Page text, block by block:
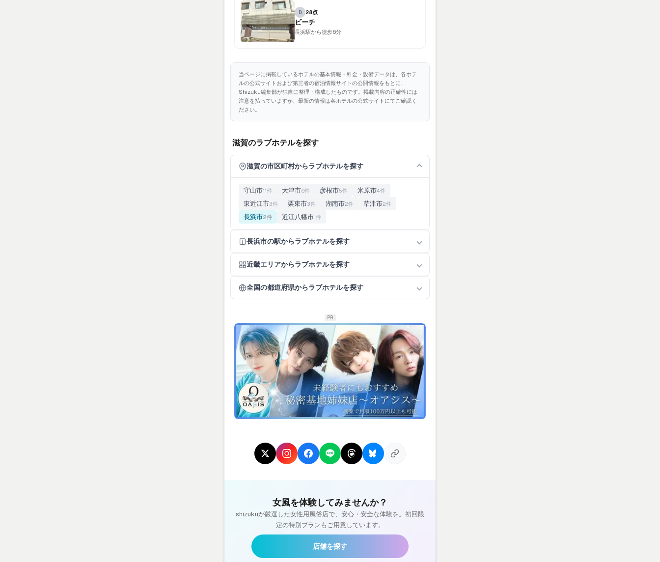
D 28点
ビーチ
長浜駅から徒歩6分
当ページに掲載しているホテルの基本情報・料金・設備データは、各ホテ
ルの公式サイトおよび第三者の宿泊情報サイトの公開情報をもとに、
Shizuku編集部が独自に整理・構成したものです。掲載内容の正確性には
注意を払っていますが、最新の情報は各ホテルの公式サイトにてご確認く
ださい。
滋賀のラブホテルを探す
滋賀の市区町村からラブホテルを探す
守山市11件 大津市6件 彦根市5件 米原市4件
東近江市3件 栗東市3件 湖南市2件 草津市2件
長浜市2件 近江八幡市1件
長浜市の駅からラブホテルを探す
近畿エリアからラブホテルを探す
全国の都道府県からラブホテルを探す
PR
女風を体験してみませんか？
shizukuが厳選した女性用風俗店で、安心・安全な体験を。初回限
定の特別プランもご用意しています。
店舗を探す